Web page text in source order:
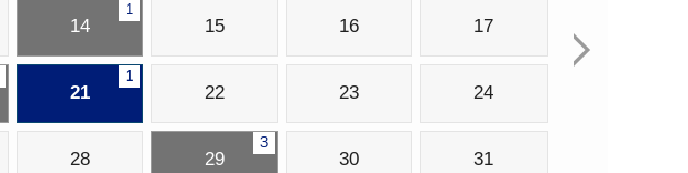
1
14 15 16 17
1
21 22 23 24
28
3
29 30 31